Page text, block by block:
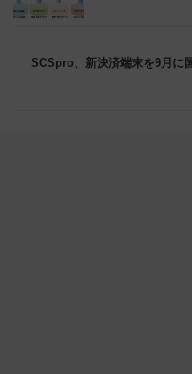
SCSpro、新決済端末を9月に